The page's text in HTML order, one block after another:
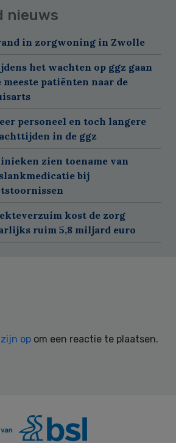
nieuws
in zorgwoning in Zwolle
het wachten op ggz gaan
meeste patiënten naar de
personeel en toch langere
in de ggz
zien toename van
bij
kost de zorg
ruim 5,8 miljard euro
op om een reactie te plaatsen.